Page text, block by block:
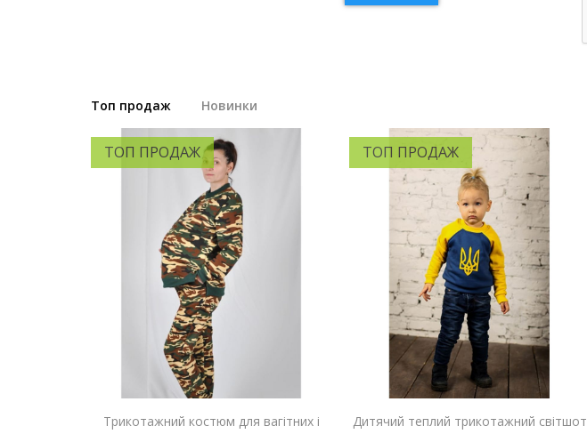
Топ продаж Новинки
ТОП ПРОДАЖ
Трикотажний костюм для вагітних і
ТОП ПРОДАЖ
Дитячий теплий трикотажний світшот